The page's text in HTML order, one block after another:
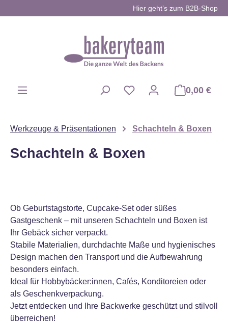
Hier geht’s zum B2B-Shop
0,00 €
Werkzeuge & Präsentationen Schachteln & Boxen
Schachteln & Boxen
Ob Geburtstagstorte, Cupcake-Set oder süßes
Gastgeschenk – mit unseren Schachteln und Boxen ist
Ihr Gebäck sicher verpackt.
Stabile Materialien, durchdachte Maße und hygienisches
Design machen den Transport und die Aufbewahrung
besonders einfach.
Ideal für Hobbybäcker:innen, Cafés, Konditoreien oder
als Geschenkverpackung.
Jetzt entdecken und Ihre Backwerke geschützt und stilvoll
überreichen!